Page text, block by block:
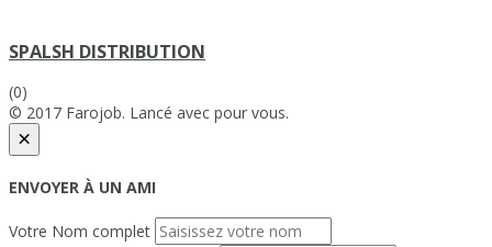
SPALSH DISTRIBUTION
(0)
© 2017 Farojob. Lancé avec pour vous.
×
ENVOYER À UN AMI
Votre Nom complet